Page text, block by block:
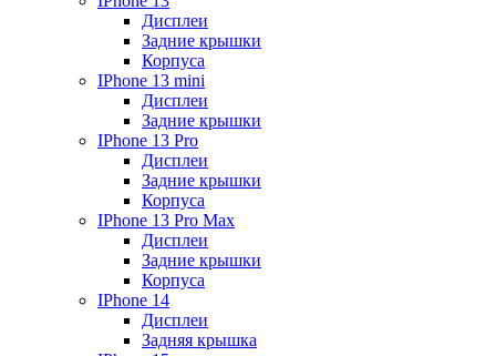
Дисплеи
Задние крышки
Корпуса
IPhone 13 mini
Дисплеи
Задние крышки
IPhone 13 Pro
Дисплеи
Задние крышки
Корпуса
IPhone 13 Pro Max
Дисплеи
Задние крышки
Корпуса
IPhone 14
Дисплеи
Задняя крышка